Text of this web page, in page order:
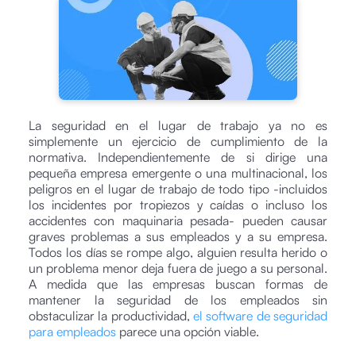
La seguridad en el lugar de trabajo ya no es
simplemente un ejercicio de cumplimiento de la
normativa. Independientemente de si dirige una
pequeña empresa emergente o una multinacional, los
peligros en el lugar de trabajo de todo tipo -incluidos
los incidentes por tropiezos y caídas o incluso los
accidentes con maquinaria pesada- pueden causar
graves problemas a sus empleados y a su empresa.
Todos los días se rompe algo, alguien resulta herido o
un problema menor deja fuera de juego a su personal.
A medida que las empresas buscan formas de
mantener la seguridad de los empleados sin
obstaculizar la productividad, el software de seguridad
para empleados parece una opción viable.